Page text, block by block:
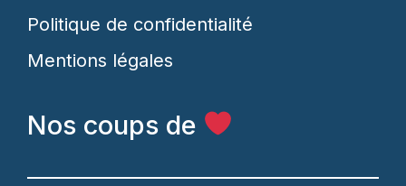
Politique de confidentialité
Mentions légales
Nos coups de